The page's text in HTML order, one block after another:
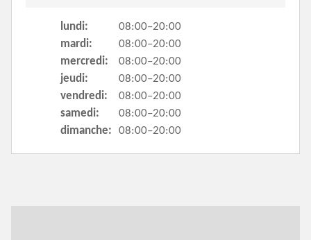
lundi:
08:00–20:00
mardi:
08:00–20:00
mercredi:
08:00–20:00
jeudi:
08:00–20:00
vendredi:
08:00–20:00
samedi:
08:00–20:00
dimanche:
08:00–20:00